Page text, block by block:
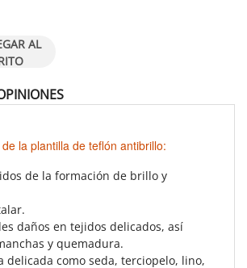
AL
la plantilla de teflón antibrillo:
de la formación de brillo y
daños en tejidos delicados, así
y quemadura.
delicada como seda, terciopelo, lino,